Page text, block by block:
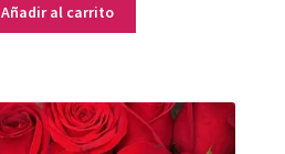
Añadir al carrito